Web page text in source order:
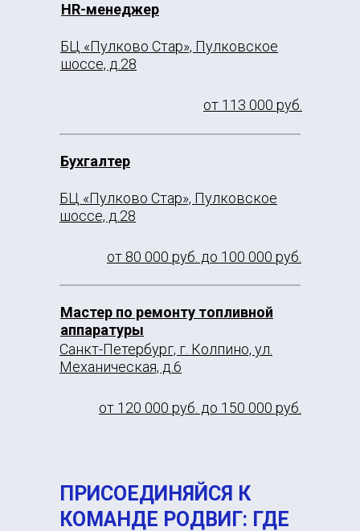
HR-менеджер
от 113 000 руб.
БЦ «Пулково Стар», Пулковское
шоссе, д.28
Бухгалтер
от 80 000 руб. до 100 000 руб.
БЦ «Пулково Стар», Пулковское
шоссе, д.28
Мастер по ремонту топливной
аппаратуры
от 120 000 руб. до 150 000 руб.
Санкт-Петербург, г. Колпино, ул.
Механическая, д.6
ПРИСОЕДИНЯЙСЯ К
КОМАНДЕ РОДВИГ: ГДЕ